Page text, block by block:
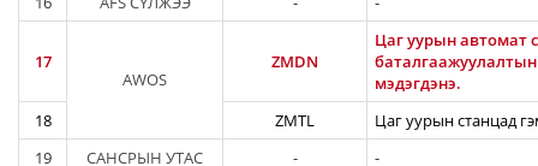
17
AWOS
ZMDN
Цаг уурын автомат
мэдэгдэнэ.
18
ZMTL
Цаг уурын станцад
19
САНСРЫН УТАС -
-